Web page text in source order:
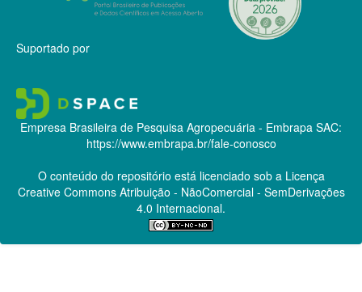
Suportado por
Empresa Brasileira de Pesquisa Agropecuária - Embrapa SAC:
https://www.embrapa.br/fale-conosco
O conteúdo do repositório está licenciado sob a Licença
Creative CommonsAtribuição - NãoComercial - SemDerivações
4.0 Internacional.